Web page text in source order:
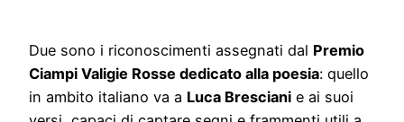
Due sono i riconoscimenti assegnati dal Premio
Ciampi Valigie Rosse dedicato alla poesia: quello
in ambito italiano va a Luca Bresciani e ai suoi